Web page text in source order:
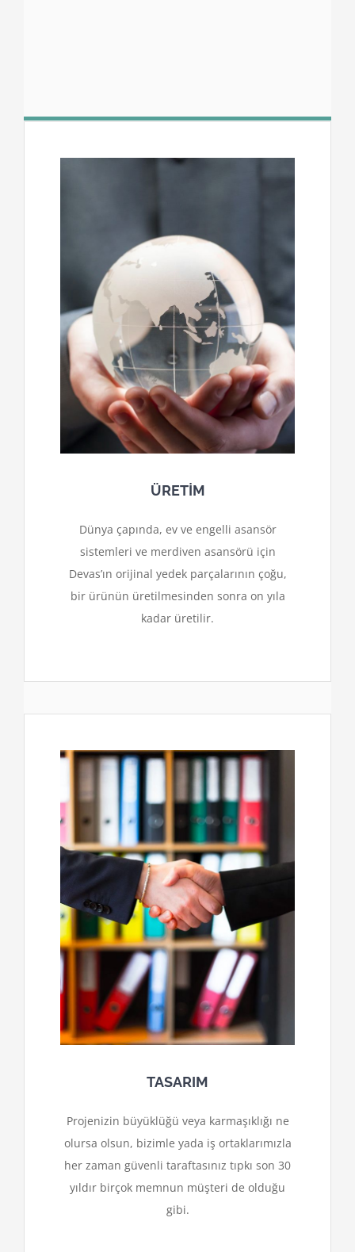
ÜRETİM
Dünya çapında, ev ve engelli asansör
sistemleri ve merdiven asansörü için
Devas’ın orijinal yedek parçalarının çoğu,
bir ürünün üretilmesinden sonra on yıla
kadar üretilir.
TASARIM
Projenizin büyüklüğü veya karmaşıklığı ne
olursa olsun, bizimle yada iş ortaklarımızla
her zaman güvenli taraftasınız tıpkı son 30
yıldır birçok memnun müşteri de olduğu
gibi.